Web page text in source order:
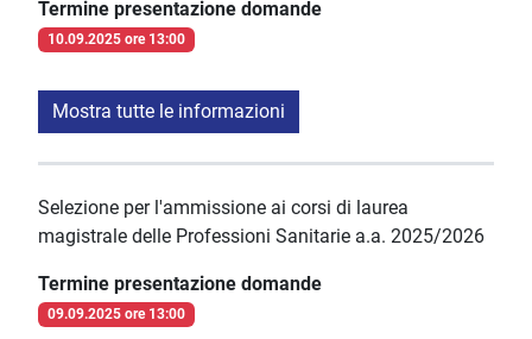
Termine presentazione domande
10.09.2025 ore 13:00
Mostra tutte le informazioni
Selezione per l'ammissione ai corsi di laurea
magistrale delle Professioni Sanitarie a.a. 2025/2026
Termine presentazione domande
09.09.2025 ore 13:00